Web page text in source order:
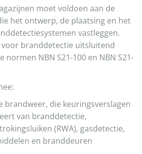
moet voldoen aan de
het ontwerp, de plaatsing en het
vastleggen.
voor branddetectie uitsluitend
normen NBN S21-100 en NBN S21-
brandweer, die keuringsverslagen
van branddetectie,
(RWA), gasdetectie,
en branddeuren